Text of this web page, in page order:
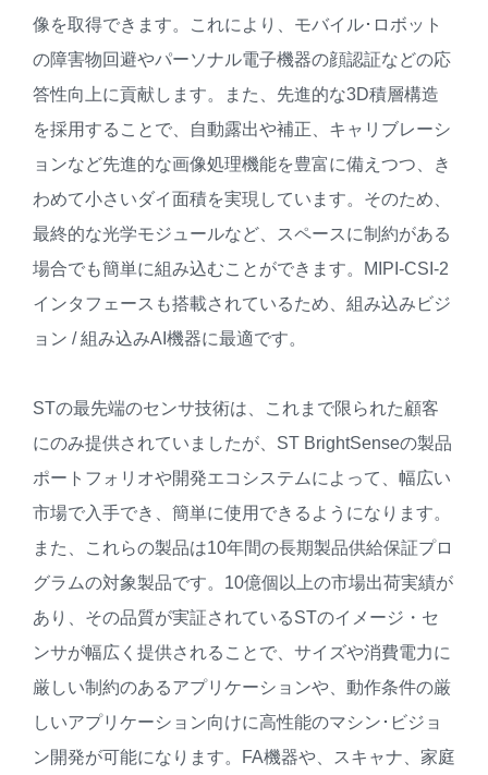
像を取得できます。これにより、モバイル･ロボット
の障害物回避やパーソナル電子機器の顔認証などの応
答性向上に貢献します。また、先進的な3D積層構造
を採用することで、自動露出や補正、キャリブレーシ
ョンなど先進的な画像処理機能を豊富に備えつつ、き
わめて小さいダイ面積を実現しています。そのため、
最終的な光学モジュールなど、スペースに制約がある
場合でも簡単に組み込むことができます。MIPI-CSI-2
インタフェースも搭載されているため、組み込みビジ
ョン / 組み込みAI機器に最適です。
STの最先端のセンサ技術は、これまで限られた顧客
にのみ提供されていましたが、ST BrightSenseの製品
ポートフォリオや開発エコシステムによって、幅広い
市場で入手でき、簡単に使用できるようになります。
また、これらの製品は10年間の長期製品供給保証プロ
グラムの対象製品です。10億個以上の市場出荷実績が
あり、その品質が実証されているSTのイメージ・セ
ンサが幅広く提供されることで、サイズや消費電力に
厳しい制約のあるアプリケーションや、動作条件の厳
しいアプリケーション向けに高性能のマシン･ビジョ
ン開発が可能になります。FA機器や、スキャナ、家庭